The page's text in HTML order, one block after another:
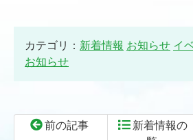
カテゴリ： 新着情報 お知らせ イ
お知らせ
前の記事
新着情報の